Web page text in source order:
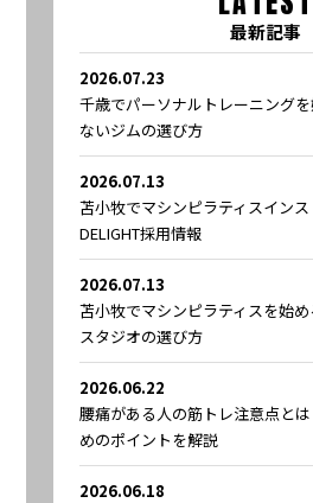
最新記事
2026.07.23
千歳でパーソナルトレーニング
ないジムの選び方
2026.07.13
苫小牧でマシンピラティスインス
DELIGHT採用情報
2026.07.13
苫小牧でマシンピラティスを始
スタジオの選び方
2026.06.22
腰痛がある人の筋トレ注意点と
めのポイントを解説
2026.06.18